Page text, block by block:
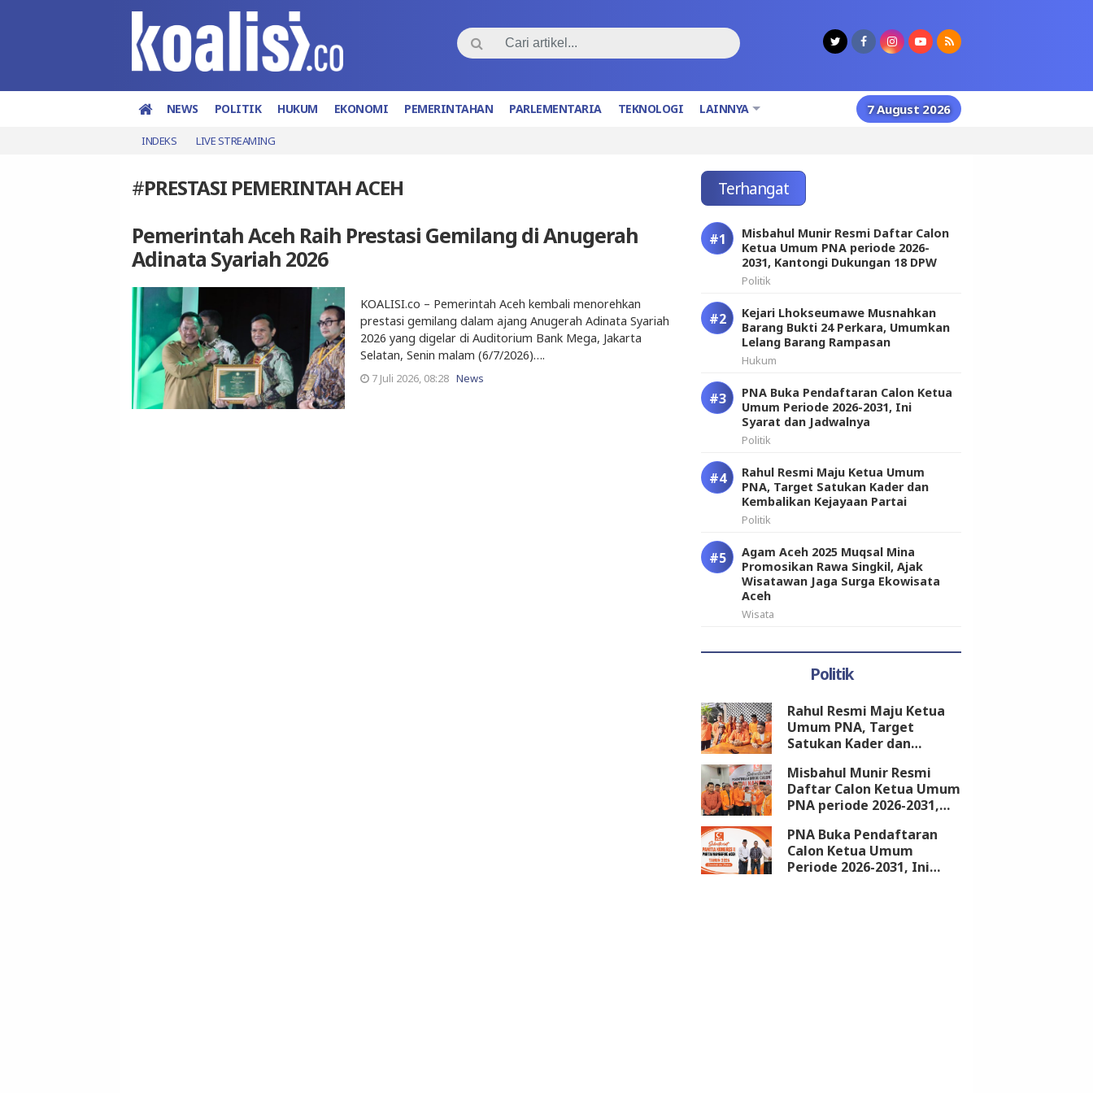
NEWS POLITIK HUKUM EKONOMI PEMERINTAHAN PARLEMENTARIA TEKNOLOGI LAINNYA 7 August 2026
INDEKS LIVE STREAMING
#PRESTASI PEMERINTAH ACEH
Pemerintah Aceh Raih Prestasi Gemilang di Anugerah
Adinata Syariah 2026
KOALISI.co – Pemerintah Aceh kembali menorehkan
prestasi gemilang dalam ajang Anugerah Adinata Syariah
2026 yang digelar di Auditorium Bank Mega, Jakarta
Selatan, Senin malam (6/7/2026)….
7 Juli 2026, 08:28 News
Terhangat
Misbahul Munir Resmi Daftar Calon
Ketua Umum PNA periode 2026-
2031, Kantongi Dukungan 18 DPW
Politik
Kejari Lhokseumawe Musnahkan
Barang Bukti 24 Perkara, Umumkan
Lelang Barang Rampasan
Hukum
PNA Buka Pendaftaran Calon Ketua
Umum Periode 2026-2031, Ini
Syarat dan Jadwalnya
Politik
Rahul Resmi Maju Ketua Umum
PNA, Target Satukan Kader dan
Kembalikan Kejayaan Partai
Politik
Agam Aceh 2025 Muqsal Mina
Promosikan Rawa Singkil, Ajak
Wisatawan Jaga Surga Ekowisata
Aceh
Wisata
Politik
Rahul Resmi Maju Ketua
Umum PNA, Target
Satukan Kader dan
Partai
Misbahul Munir Resmi
Daftar Calon Ketua Umum
PNA periode 2026-2031,
DPW
PNA Buka Pendaftaran
Calon Ketua Umum
Periode 2026-2031, Ini